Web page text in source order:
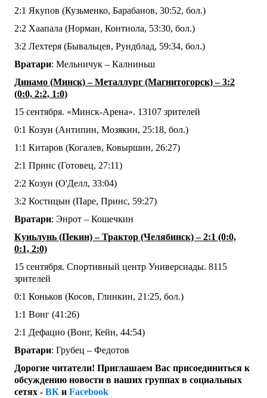
2:1 Якупов (Кузьменко, Барабанов, 30:52, бол.)
2:2 Хаапала (Норман, Контиола, 53:30, бол.)
3:2 Лехтеря (Бывальцев, Рундблад, 59:34, бол.)
Вратари: Мельничук – Калниньш
Динамо (Минск) – Металлург (Магнитогорск) – 3:2
(0:0, 2:2, 1:0)
15 сентября. «Минск-Арена». 13107 зрителей
0:1 Козун (Антипин, Мозякин, 25:18, бол.)
1:1 Китаров (Когалев, Ковыршин, 26:27)
2:1 Принс (Готовец, 27:11)
2:2 Козун (О'Делл, 33:04)
3:2 Костицын (Паре, Принс, 59:27)
Вратари: Энрот – Кошечкин
Куньлунь (Пекин) – Трактор (Челябинск) – 2:1 (0:0,
0:1, 2:0)
15 сентября. Спортивный центр Универсиады. 8115
зрителей
0:1 Коньков (Косов, Глинкин, 21:25, бол.)
1:1 Вонг (41:26)
2:1 Дефацио (Вонг, Кейн, 44:54)
Вратари: Грубец – Федотов
Дорогие читатели! Приглашаем Вас присоединиться к
обсуждению новости в наших группах в социальных
сетях - ВК и Facebook